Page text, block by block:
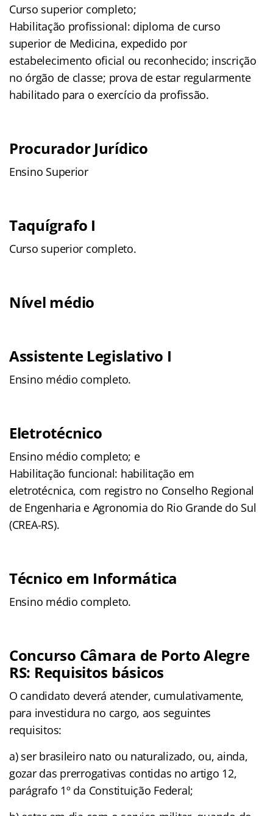
Curso superior completo;
Habilitação profissional: diploma de curso
superior de Medicina, expedido por
estabelecimento oficial ou reconhecido; inscrição
no órgão de classe; prova de estar regularmente
habilitado para o exercício da profissão.
Procurador Jurídico
Ensino Superior
Taquígrafo I
Curso superior completo.
Nível médio
Assistente Legislativo I
Ensino médio completo.
Eletrotécnico
Ensino médio completo; e
Habilitação funcional: habilitação em
eletrotécnica, com registro no Conselho Regional
de Engenharia e Agronomia do Rio Grande do Sul
(CREA-RS).
Técnico em Informática
Ensino médio completo.
Concurso Câmara de Porto Alegre
RS: Requisitos básicos
O candidato deverá atender, cumulativamente,
para investidura no cargo, aos seguintes
requisitos:
a) ser brasileiro nato ou naturalizado, ou, ainda,
gozar das prerrogativas contidas no artigo 12,
parágrafo 1º da Constituição Federal;